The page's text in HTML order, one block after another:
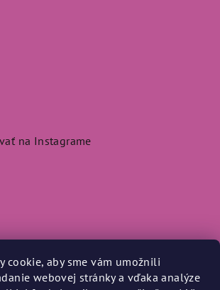
cookie, aby sme vám umožnili
webovej stránky a vďaka analýze
na Instagrame
platby